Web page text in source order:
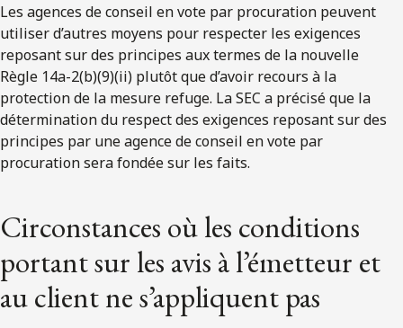
Les agences de conseil en vote par procuration peuvent
utiliser d’autres moyens pour respecter les exigences
reposant sur des principes aux termes de la nouvelle
Règle 14a-2(b)(9)(ii) plutôt que d’avoir recours à la
protection de la mesure refuge. La SEC a précisé que la
détermination du respect des exigences reposant sur des
principes par une agence de conseil en vote par
procuration sera fondée sur les faits.
Circonstances où les conditions
portant sur les avis à l’émetteur et
au client ne s’appliquent pas